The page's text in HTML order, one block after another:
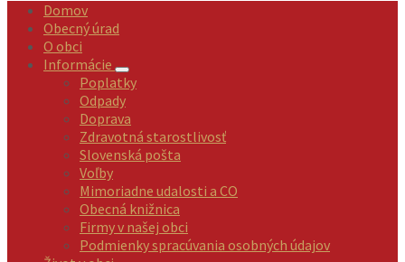
Domov
Obecný úrad
O obci
Informácie
Poplatky
Odpady
Doprava
Zdravotná starostlivosť
Slovenská pošta
Voľby
Mimoriadne udalosti a CO
Obecná knižnica
Firmy v našej obci
Podmienky spracúvania osobných údajov